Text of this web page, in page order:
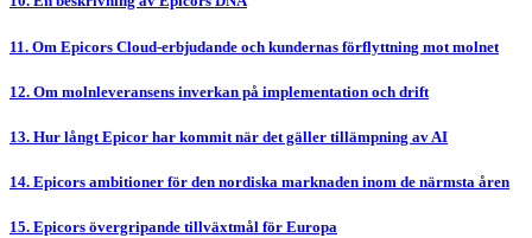
11. Om Epicors Cloud-erbjudande och kundernas förflyttning mot molnet
12. Om molnleveransens inverkan på implementation och drift
13. Hur långt Epicor har kommit när det gäller tillämpning av AI
14. Epicors ambitioner för den nordiska marknaden inom de närmsta åren
15. Epicors övergripande tillväxtmål för Europa